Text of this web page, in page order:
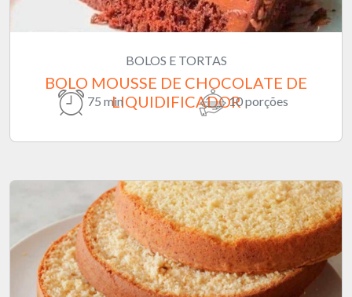
BOLOS E TORTAS
BOLO MOUSSE DE CHOCOLATE DE
LIQUIDIFICADOR
75 min 10 porções